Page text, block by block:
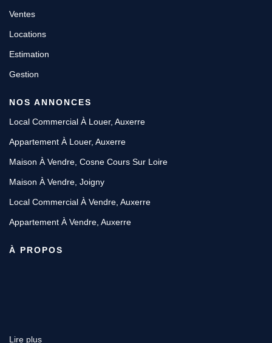
Ventes
Locations
Estimation
Gestion
NOS ANNONCES
Local Commercial À Louer, Auxerre
Appartement À Louer, Auxerre
Maison À Vendre, Cosne Cours Sur Loire
Maison À Vendre, Joigny
Local Commercial À Vendre, Auxerre
Appartement À Vendre, Auxerre
À PROPOS
Lire plus